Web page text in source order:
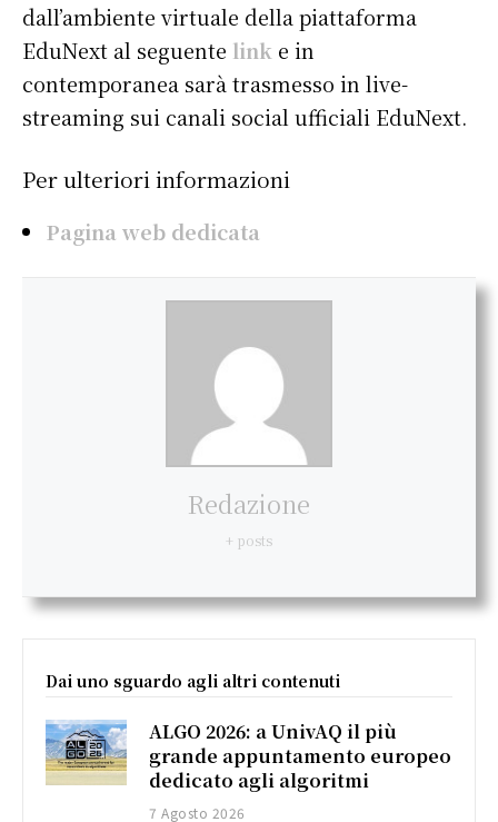
dall’ambiente virtuale della piattaforma
EduNext al seguente link e in
contemporanea sarà trasmesso in live-
streaming sui canali social ufficiali EduNext.
Per ulteriori informazioni
Pagina web dedicata
Redazione
+ posts
Dai uno sguardo agli altri contenuti
ALGO 2026: a UnivAQ il più
grande appuntamento europeo
dedicato agli algoritmi
7 Agosto 2026